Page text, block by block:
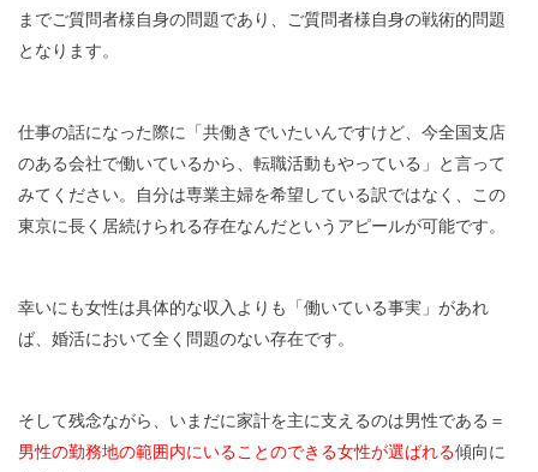
までご質問者様自身の問題であり、ご質問者様自身の戦術的問題
となります。
仕事の話になった際に「共働きでいたいんですけど、今全国支店
のある会社で働いているから、転職活動もやっている」と言って
みてください。自分は専業主婦を希望している訳ではなく、この
東京に長く居続けられる存在なんだというアピールが可能です。
幸いにも女性は具体的な収入よりも「働いている事実」があれ
ば、婚活において全く問題のない存在です。
そして残念ながら、いまだに家計を主に支えるのは男性である＝
男性の勤務地の範囲内にいることのできる女性が選ばれる傾向に